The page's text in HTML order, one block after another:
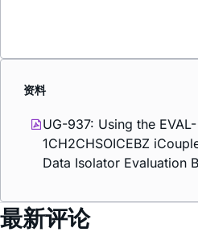
资料
UG-937: Using the EVAL-
1CH2CHSOICEBZ i
Data Isolator Evaluation
最新评论